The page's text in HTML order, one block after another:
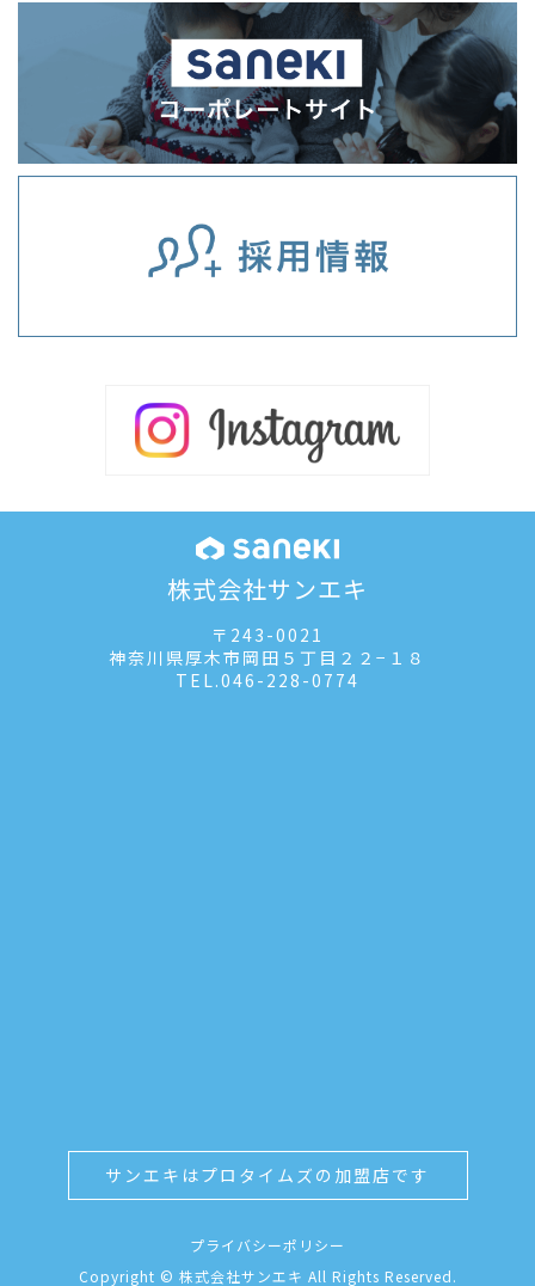
株式会社サンエキ
〒243-0021
神奈川県厚木市岡田５丁目２２−１８
TEL.046-228-0774
サンエキはプロタイムズの加盟店です
プライバシーポリシー
Copyright © 株式会社サンエキ All Rights Reserved.